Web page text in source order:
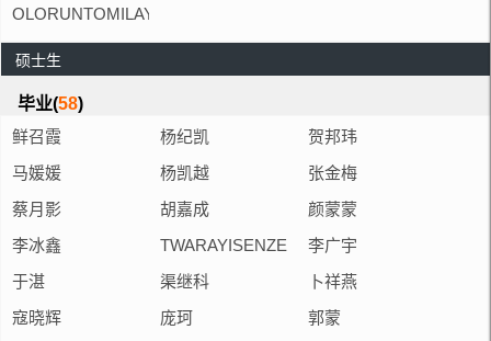
MOHAMED
ELALIM
OLORUNTOMILAYO
TITILOPE FEMI-
PHILIPS
硕士生
毕业(58)
鲜召霞
杨纪凯
贺邦玮
马媛媛
杨凯越
张金梅
蔡月影
胡嘉成
颜蒙蒙
李冰鑫
TWARAYISENZE
JEAN PAUL
李广宇
于湛
渠继科
卜祥燕
寇晓辉
庞珂
郭蒙